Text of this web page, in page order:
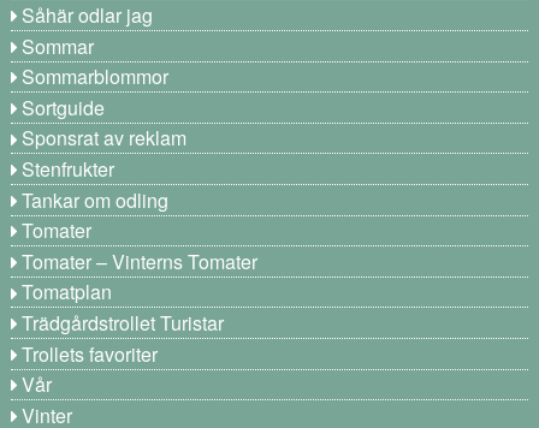
Såhär odlar jag
Sommar
Sommarblommor
Sortguide
Sponsrat av reklam
Stenfrukter
Tankar om odling
Tomater
Tomater – Vinterns Tomater
Tomatplan
Trädgårdstrollet Turistar
Trollets favoriter
Vår
Vinter